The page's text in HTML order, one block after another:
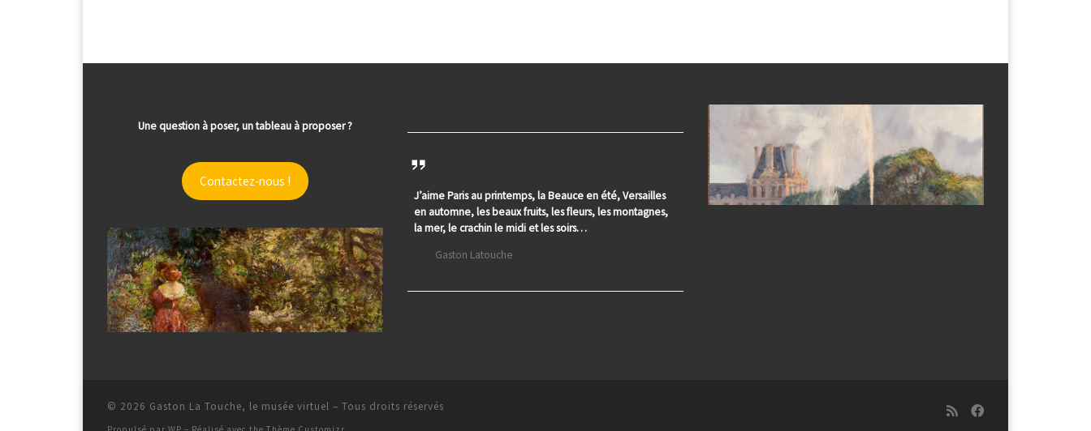
Une question à poser, un tableau à proposer ?
Contactez-nous !
J’aime Paris au printemps, la Beauce en été, Versailles
en automne, les beaux fruits, les fleurs, les montagnes,
la mer, le crachin le midi et les soirs…
Gaston Latouche
© 2026 Gaston La Touche, le musée virtuel – Tous droits réservés